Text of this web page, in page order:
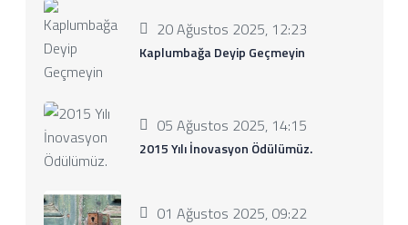
20 Ağustos 2025, 12:23
Kaplumbağa Deyip Geçmeyin
05 Ağustos 2025, 14:15
2015 Yılı İnovasyon Ödülümüz.
01 Ağustos 2025, 09:22